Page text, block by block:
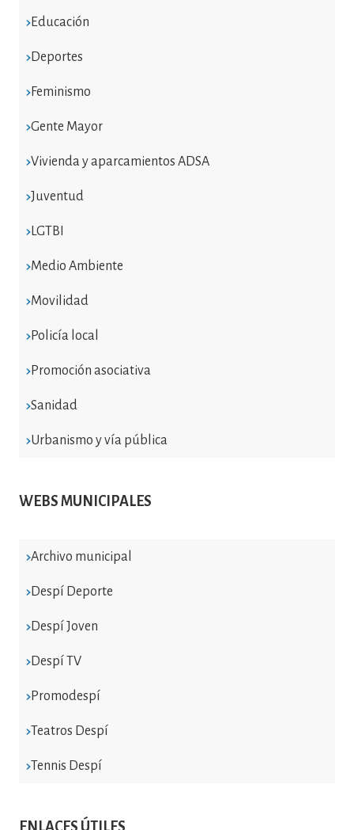
Educación
Deportes
Feminismo
Gente Mayor
Vivienda y aparcamientos ADSA
Juventud
LGTBI
Medio Ambiente
Movilidad
Policía local
Promoción asociativa
Sanidad
Urbanismo y vía pública
WEBS MUNICIPALES
Archivo municipal
Despí Deporte
Despí Joven
Despí TV
Promodespí
Teatros Despí
Tennis Despí
ENLACES ÚTILES